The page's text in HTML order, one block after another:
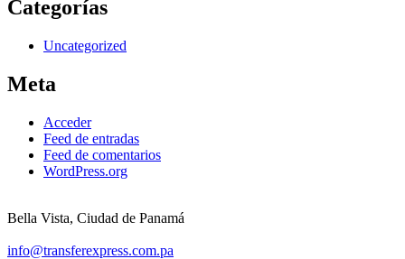
Categorías
Uncategorized
Meta
Acceder
Feed de entradas
Feed de comentarios
WordPress.org
Bella Vista, Ciudad de Panamá
info@transferexpress.com.pa